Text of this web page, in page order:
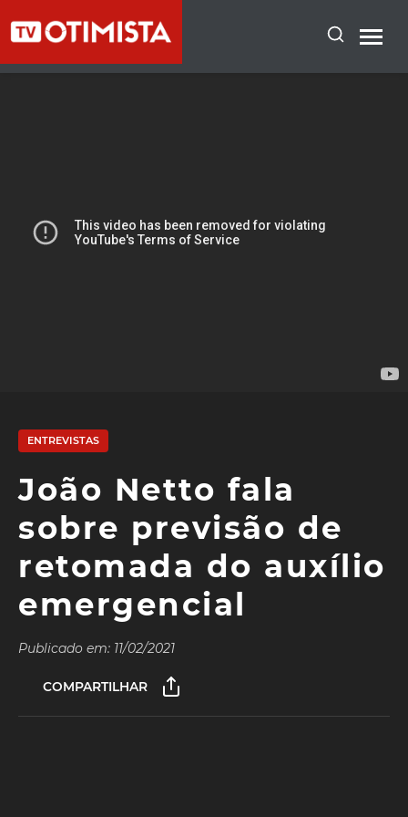
ENTREVISTAS
João Netto fala
sobre previsão de
retomada do auxílio
emergencial
Publicado em: 11/02/2021
COMPARTILHAR